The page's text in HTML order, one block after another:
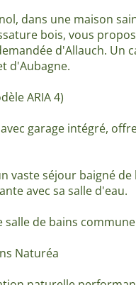
dans une maison
bois, vous
d'Allauch. Un
d'Aubagne.
ARIA 4)
garage intégré,
vaste séjour baigné
avec sa salle d'eau.
de bains
Naturéa